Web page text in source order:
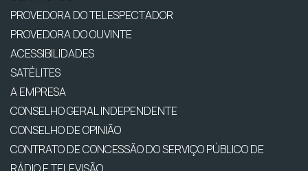
PROVEDORA DO TELESPECTADOR
PROVEDORA DO OUVINTE
ACESSIBILIDADES
SATÉLITES
A EMPRESA
CONSELHO GERAL INDEPENDENTE
CONSELHO DE OPINIÃO
CONTRATO DE CONCESSÃO DO SERVIÇO PÚBLICO DE